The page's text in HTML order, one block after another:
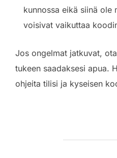
kunnossa eikä siinä ole
voisivat vaikuttaa
Jos ongelmat jatkuvat,
tukeen saadaksesi apua.
ohjeita tilisi ja kyseisen